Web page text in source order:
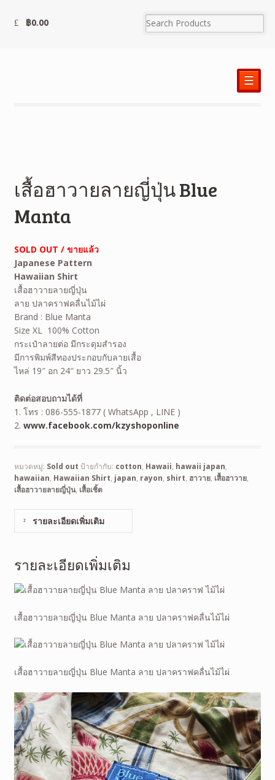
฿0.00
☰
เสื้อฮาวายลายญี่ปุ่น Blue
Manta
SOLD OUT / ขายแล้ว
Japanese Pattern
Hawaiian Shirt
เสื้อฮาวายลายญี่ปุ่น
ลาย ปลาคราฟคลื่นไม้ไผ่
Brand : Blue Manta
Size XL 100% Cotton
กระเป๋าลายต่อ มีกระดุมสำรอง
มีการพิมพ์สีทองประกอบกับลายเสื้อ
ไหล่ 19″ อก 24″ ยาว 29.5″ นิ้ว
ติดต่อสอบถามได้ที่
1. โทร : 086-555-1877 ( WhatsApp , LINE )
2. www.facebook.com/kzyshoponline
หมวดหมู่: Sold out ป้ายกำกับ: cotton, Hawaii, hawaii japan,
hawaiian, Hawaiian Shirt, japan, rayon, shirt, ฮาวาย, เสื้อฮาวาย,
เสื้อฮาวายลายญี่ปุ่น, เสื้อเชิ้ต
รายละเอียดเพิ่มเติม
รายละเอียดเพิ่มเติม
เสื้อฮาวายลายญี่ปุ่น Blue Manta ลาย ปลาคราฟคลื่นไม้ไผ่
เสื้อฮาวายลายญี่ปุ่น Blue Manta ลาย ปลาคราฟคลื่นไม้ไผ่